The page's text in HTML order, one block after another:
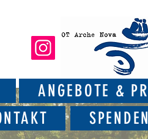
ANGEBOTE &
SPENDEN